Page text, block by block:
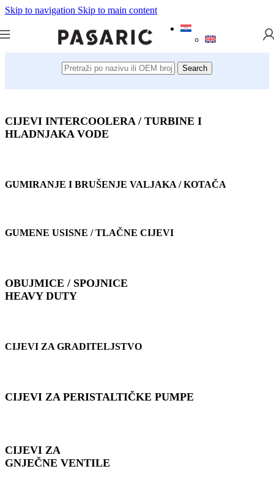
Skip to navigation Skip to main content
Search
CIJEVI INTERCOOLERA / TURBINE I
HLADNJAKA VODE
GUMIRANJE I BRUŠENJE VALJAKA / KOTAČA
GUMENE USISNE / TLAČNE CIJEVI
OBUJMICE / SPOJNICE
HEAVY DUTY
CIJEVI ZA GRADITELJSTVO
CIJEVI ZA PERISTALTIČKE PUMPE
CIJEVI ZA
GNJEČNE VENTILE